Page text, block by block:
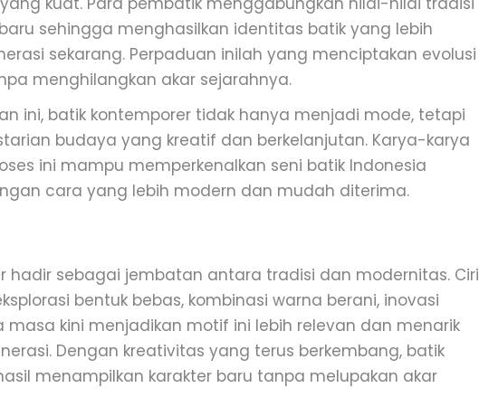
sehingga menghasilkan identitas batik yang lebih
sekarang. Perpaduan inilah yang menciptakan evolusi
menghilangkan akar sejarahnya.
ini, batik kontemporer tidak hanya menjadi mode, tetapi
budaya yang kreatif dan berkelanjutan. Karya-karya
ini mampu memperkenalkan seni batik Indonesia
cara yang lebih modern dan mudah diterima.
hadir sebagai jembatan antara tradisi dan modernitas. Ciri
bentuk bebas, kombinasi warna berani, inovasi
masa kini menjadikan motif ini lebih relevan dan menarik
Dengan kreativitas yang terus berkembang, batik
menampilkan karakter baru tanpa melupakan akar